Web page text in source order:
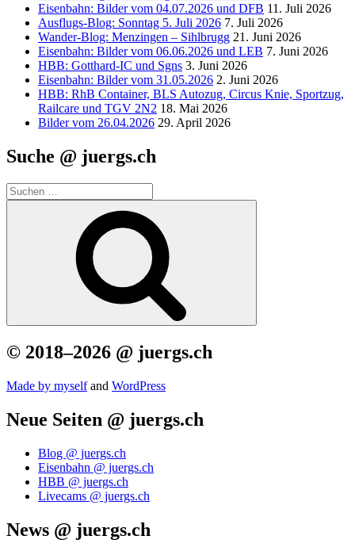
Eisenbahn: Bilder vom 04.07.2026 und DFB 11. Juli 2026
Ausflugs-Blog: Sonntag 5. Juli 2026 7. Juli 2026
Wander-Blog: Menzingen – Sihlbrugg 21. Juni 2026
Eisenbahn: Bilder vom 06.06.2026 und LEB 7. Juni 2026
HBB: Gotthard-IC und Sgns 3. Juni 2026
Eisenbahn: Bilder vom 31.05.2026 2. Juni 2026
HBB: RhB Container, BLS Autozug, Circus Knie, Sportzug,
Railcare und TGV 2N2 18. Mai 2026
Bilder vom 26.04.2026 29. April 2026
Suche @ juergs.ch
Suchen
nach:
© 2018–2026 @ juergs.ch
Made by mys­elfand Word­Press
Neue Seiten @ juergs.ch
Blog @ juergs.ch
Eisenbahn @ juergs.ch
HBB @ juergs.ch
Livecams @ juergs.ch
News @ juergs.ch